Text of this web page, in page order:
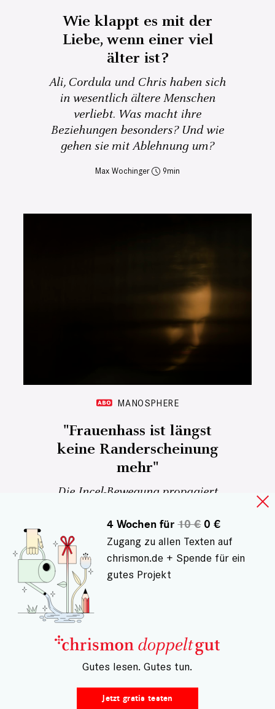
Wie klappt es mit der
Liebe, wenn einer viel
älter ist?
Ali, Cordula und Chris haben sich
in wesentlich ältere Menschen
verliebt. Was macht ihre
Beziehungen besonders? Und wie
gehen sie mit Ablehnung um?
Max Wochinger 9
MANOSPHERE
"Frauenhass ist längst
keine Randerscheinung
mehr"
Die Incel-Bewegung propagiert
Frauenverachtung. Was tun, wenn
der eigene Sohn damit
sympathisiert? Interview mit dem
Sozialpsychologen Rolf Pohl
4 Wochen für10 €0 €
Zugang zu allen Texten auf
chrismon.de + Spende für ein
gutes Projekt
– Gutes lesen. Gutes tun.
Jetzt gratis testen